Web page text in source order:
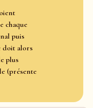
chaque
puis
doit alors
plus
(présente